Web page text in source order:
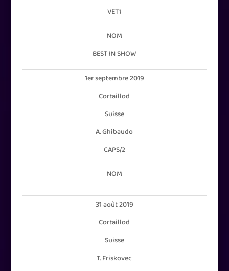
VET1
NOM
BEST IN SHOW
1er septembre 2019
Cortaillod
Suisse
A. Ghibaudo
CAPS/2
NOM
31 août 2019
Cortaillod
Suisse
T. Friskovec